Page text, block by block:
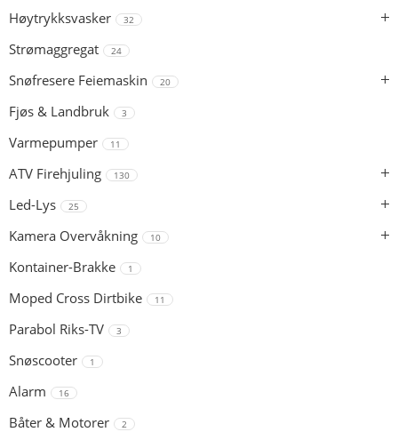
Høytrykksvasker 32
Strømaggregat 24
Snøfresere Feiemaskin 20
Fjøs & Landbruk 3
Varmepumper 11
ATV Firehjuling 130
Led-Lys 25
Kamera Overvåkning 10
Kontainer-Brakke 1
Moped Cross Dirtbike 11
Parabol Riks-TV 3
Snøscooter 1
Alarm 16
Båter & Motorer 2